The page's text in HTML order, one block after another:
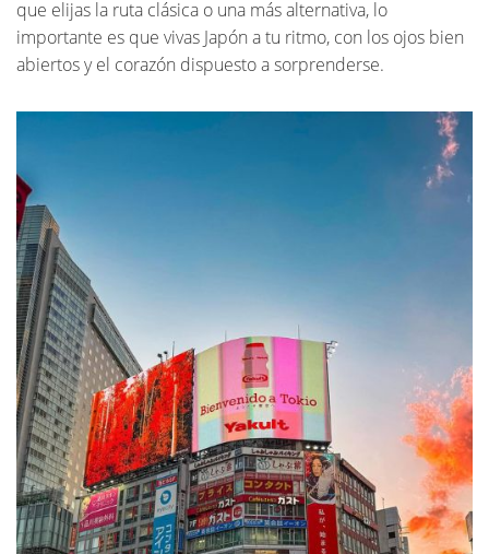
que elijas la ruta clásica o una más alternativa, lo
importante es que vivas Japón a tu ritmo, con los ojos bien
abiertos y el corazón dispuesto a sorprenderse.